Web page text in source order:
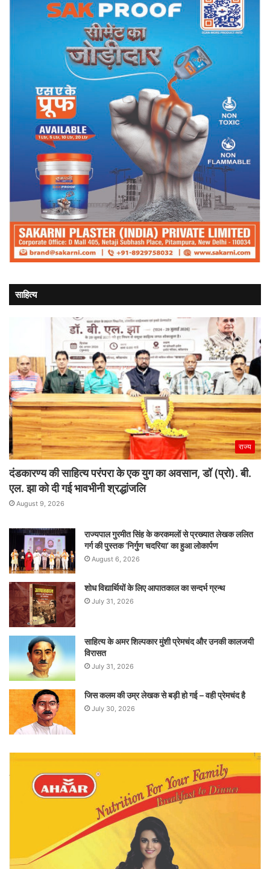
साहित्य
राज्य
दंडकारण्य की साहित्य परंपरा के एक युग का अवसान, डॉ (प्रो). बी.
एल. झा को दी गई भावभीनी श्रद्धांजलि
August 9, 2026
राज्यपाल गुरमीत सिंह के करकमलों से प्रख्यात लेखक ललित
गर्ग की पुस्तक ‘निर्गुण चदरिया’ का हुआ लोकार्पण
August 6, 2026
शोध विद्यार्थियों के लिए आपातकाल का सन्दर्भ ग्रन्थ
July 31, 2026
साहित्य के अमर शिल्पकार मुंशी प्रेमचंद और उनकी कालजयी
विरासत
July 31, 2026
जिस कलम की उम्र लेखक से बड़ी हो गई – वही प्रेमचंद है
July 30, 2026